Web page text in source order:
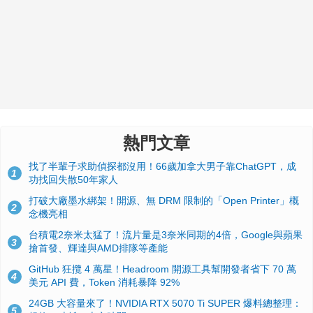
熱門文章
1
找了半輩子求助偵探都沒用！66歲加拿大男子靠ChatGPT，成
功找回失散50年家人
2
打破大廠墨水綁架！開源、無 DRM 限制的「Open Printer」概
念機亮相
3
台積電2奈米太猛了！流片量是3奈米同期的4倍，Google與蘋果
搶首發、輝達與AMD排隊等產能
4
GitHub 狂攬 4 萬星！Headroom 開源工具幫開發者省下 70 萬
美元 API 費，Token 消耗暴降 92%
24GB 大容量來了！NVIDIA RTX 5070 Ti SUPER 爆料總整理：